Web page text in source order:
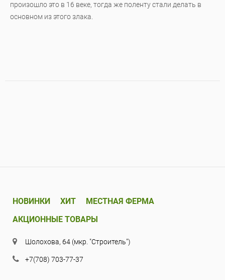
произошло это в 16 веке, тогда же поленту стали делать в
основном из этого злака.
НОВИНКИ ХИТ
МЕСТНАЯ ФЕРМА
АКЦИОННЫЕ ТОВАРЫ
Шолохова, 64 (мкр. "Строитель")
+7(708) 703-77-37